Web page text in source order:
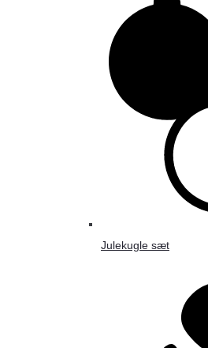
Julekugle sæt